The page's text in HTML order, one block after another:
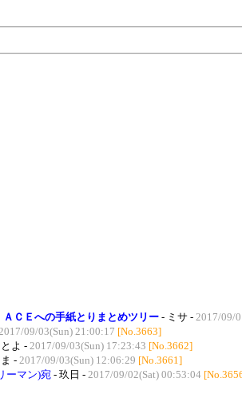
ＡＣＥへの手紙とりまとめツリー - ミサ - 2017/09/
2017/09/03(Sun) 21:00:17 [No.3663]
よ - 2017/09/03(Sun) 17:23:43 [No.3662]
- 2017/09/03(Sun) 12:06:29 [No.3661]
ーマン)宛 - 玖日 - 2017/09/02(Sat) 00:53:04